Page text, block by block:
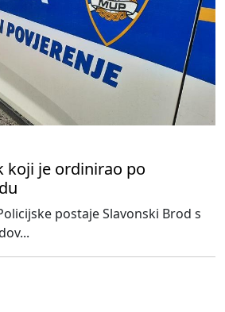
koji je ordinirao po
postaje Slavonski Brod s